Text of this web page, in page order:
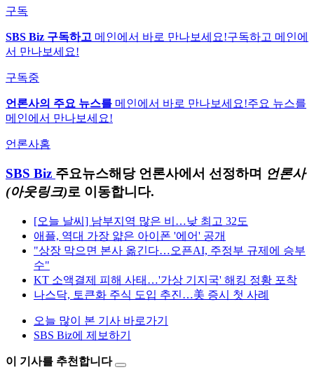
구독
SBS Biz 구독하고 메인에서 바로 만나보세요!구독하고 메인에
서 만나보세요!
구독중
언론사의 주요 뉴스를 메인에서 바로 만나보세요!주요 뉴스를
메인에서 만나보세요!
언론사홈
SBS Biz 주요뉴스해당 언론사에서 선정하며 언론사
(아웃링크)로 이동합니다.
[오늘 날씨] 남부지역 많은 비…낮 최고 32도
애플, 역대 가장 얇은 아이폰 '에어' 공개
"상장 막으면 본사 옮긴다…오픈AI, 주정부 규제에 승부
수"
KT 소액결제 피해 사태…'가상 기지국' 해킹 정황 포착
나스닥, 토큰화 주식 도입 추진…美 증시 첫 사례
오늘 많이 본 기사 바로가기
SBS Biz에 제보하기
이 기사를 추천합니다